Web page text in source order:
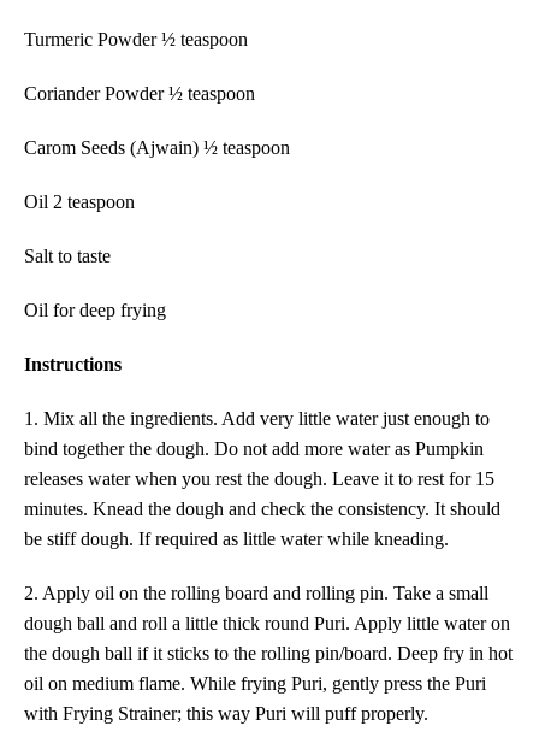
Turmeric Powder ½ teaspoon
Coriander Powder ½ teaspoon
Carom Seeds (Ajwain) ½ teaspoon
Oil 2 teaspoon
Salt to taste
Oil for deep frying
Instructions
1. Mix all the ingredients. Add very little water just enough to
bind together the dough. Do not add more water as Pumpkin
releases water when you rest the dough. Leave it to rest for 15
minutes. Knead the dough and check the consistency. It should
be stiff dough. If required as little water while kneading.
2. Apply oil on the rolling board and rolling pin. Take a small
dough ball and roll a little thick round Puri. Apply little water on
the dough ball if it sticks to the rolling pin/board. Deep fry in hot
oil on medium flame. While frying Puri, gently press the Puri
with Frying Strainer; this way Puri will puff properly.